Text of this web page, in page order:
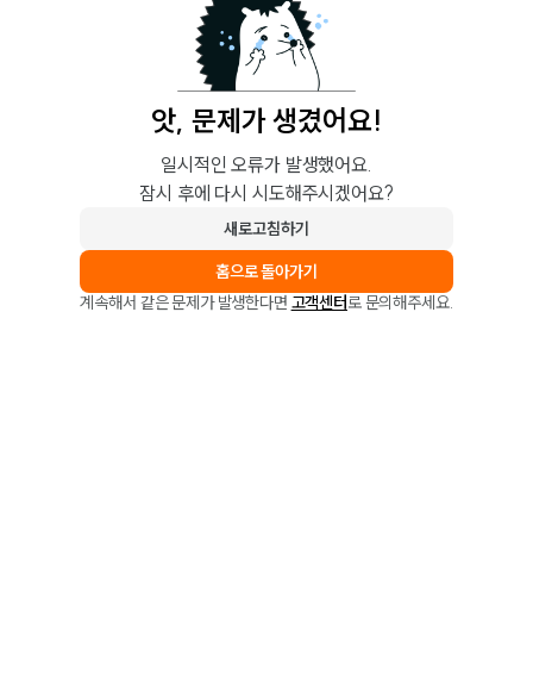
앗, 문제가 생겼어요!
일시적인 오류가 발생했어요.
잠시 후에 다시 시도해주시겠어요?
새로고침하기
홈으로 돌아가기
계속해서 같은 문제가 발생한다면 고객센터로 문의해주세요.